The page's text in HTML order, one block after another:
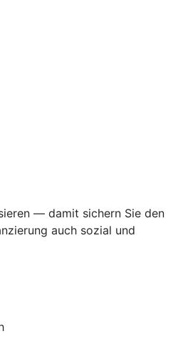
— damit sichern Sie den
auch sozial und